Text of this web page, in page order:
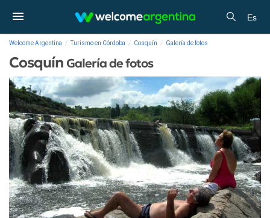
Es
Welcome Argentina Turismo en Córdoba Cosquín Galería de fotos
Cosquín Galería de fotos